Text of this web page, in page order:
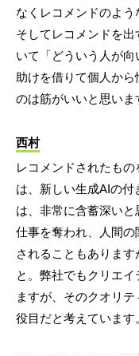
なくレコメンドのよう
そしてレコメンドを
いて「どういう人が
助けを借りて個人か
のは筋がいいと思いま
西村
レコメンドされたも
は、新しい生成AIの
は、非常に含蓄深い
仕事を奪われ、人間
されることもあります
と。弊社でもクリエ
ますが、そのクオリ
役目だと考えています